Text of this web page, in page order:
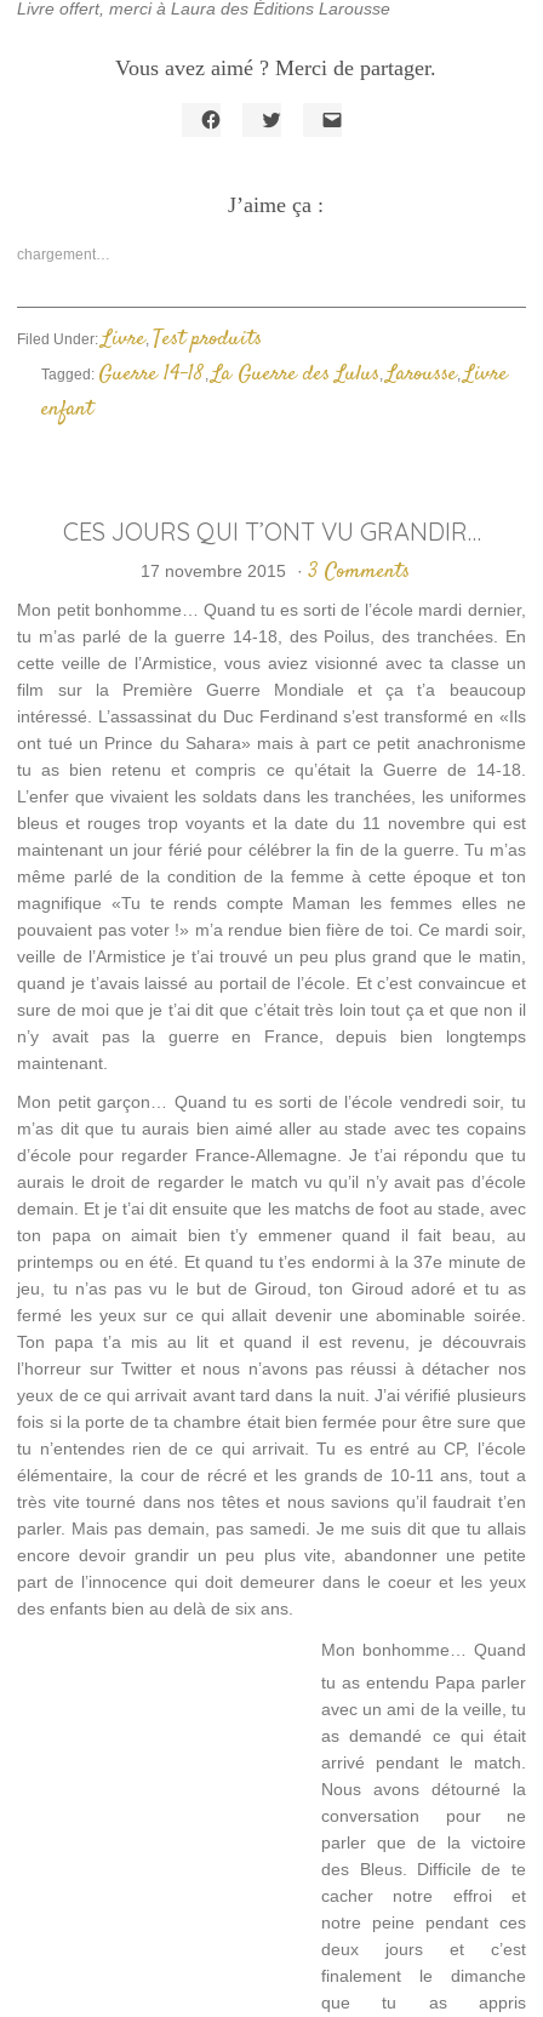
Livre offert, merci à Laura des Éditions Larousse
Vous avez aimé ? Merci de partager.
Facebook(ouvre
dans
Twitter(ouvre
dans
dans
fenêtre)
J’aime ça :
chargement…
Filed Under:Livre, Test produits
Tagged: Guerre 14-18,La Guerre des Lulus,Larousse,Livre
enfant
CES JOURS QUI T’ONT VU GRANDIR…
17 novembre 2015 · 3 Comments
Mon petit bonhomme… Quand tu es sorti de l’école mardi dernier,
tu m’as parlé de la guerre 14-18, des Poilus, des tranchées. En
cette veille de l’Armistice, vous aviez visionné avec ta classe un
film sur la Première Guerre Mondiale et ça t’a beaucoup
intéressé. L’assassinat du Duc Ferdinand s’est transformé en «Ils
ont tué un Prince du Sahara» mais à part ce petit anachronisme
tu as bien retenu et compris ce qu’était la Guerre de 14-18.
L’enfer que vivaient les soldats dans les tranchées, les uniformes
bleus et rouges trop voyants et la date du 11 novembre qui est
maintenant un jour férié pour célébrer la fin de la guerre. Tu m’as
même parlé de la condition de la femme à cette époque et ton
magnifique «Tu te rends compte Maman les femmes elles ne
pouvaient pas voter !» m’a rendue bien fière de toi. Ce mardi soir,
veille de l’Armistice je t’ai trouvé un peu plus grand que le matin,
quand je t’avais laissé au portail de l’école. Et c’est convaincue et
sure de moi que je t’ai dit que c’était très loin tout ça et que non il
n’y avait pas la guerre en France, depuis bien longtemps
maintenant.
Mon petit garçon… Quand tu es sorti de l’école vendredi soir, tu
m’as dit que tu aurais bien aimé aller au stade avec tes copains
d’école pour regarder France-Allemagne. Je t’ai répondu que tu
aurais le droit de regarder le match vu qu’il n’y avait pas d’école
demain. Et je t’ai dit ensuite que les matchs de foot au stade, avec
ton papa on aimait bien t’y emmener quand il fait beau, au
printemps ou en été. Et quand tu t’es endormi à la 37e minute de
jeu, tu n’as pas vu le but de Giroud, ton Giroud adoré et tu as
fermé les yeux sur ce qui allait devenir une abominable soirée.
Ton papa t’a mis au lit et quand il est revenu, je découvrais
l’horreur sur Twitter et nous n’avons pas réussi à détacher nos
yeux de ce qui arrivait avant tard dans la nuit. J’ai vérifié plusieurs
fois si la porte de ta chambre était bien fermée pour être sure que
tu n’entendes rien de ce qui arrivait. Tu es entré au CP, l’école
élémentaire, la cour de récré et les grands de 10-11 ans, tout a
très vite tourné dans nos têtes et nous savions qu’il faudrait t’en
parler. Mais pas demain, pas samedi. Je me suis dit que tu allais
encore devoir grandir un peu plus vite, abandonner une petite
part de l’innocence qui doit demeurer dans le coeur et les yeux
des enfants bien au delà de six ans.
Mon bonhomme… Quand
tu as entendu Papa parler
avec un ami de la veille, tu
as demandé ce qui était
arrivé pendant le match.
Nous avons détourné la
conversation pour ne
parler que de la victoire
des Bleus. Difficile de te
cacher notre effroi et
notre peine pendant ces
deux jours et c’est
finalement le dimanche
que tu as appris